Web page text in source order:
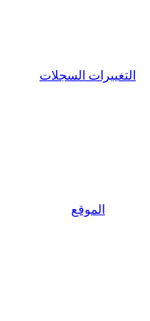
التغييرات السجلات
الموقع